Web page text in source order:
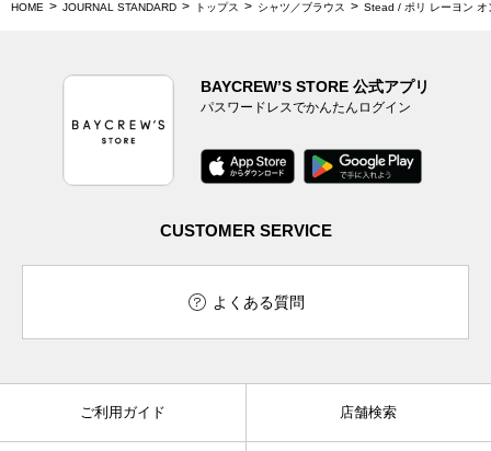
HOME JOURNAL STANDARD トップス シャツ／ブラウス Stead / ポリ レーヨン オ
BAYCREW’S STORE 公式アプリ
パスワードレスでかんたんログイン
CUSTOMER SERVICE
よくある質問
ご利用ガイド 店舗検索